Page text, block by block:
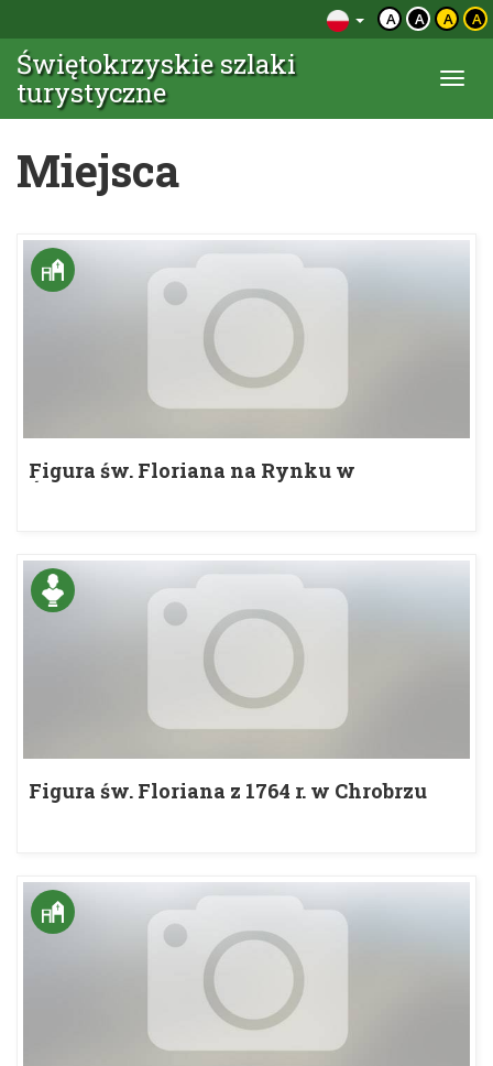
A A A A
Świętokrzyskie szlaki
turystyczne
Miejsca
Figura św. Floriana na Rynku w
Ćmielowie
Figura św. Floriana z 1764 r. w Chrobrzu